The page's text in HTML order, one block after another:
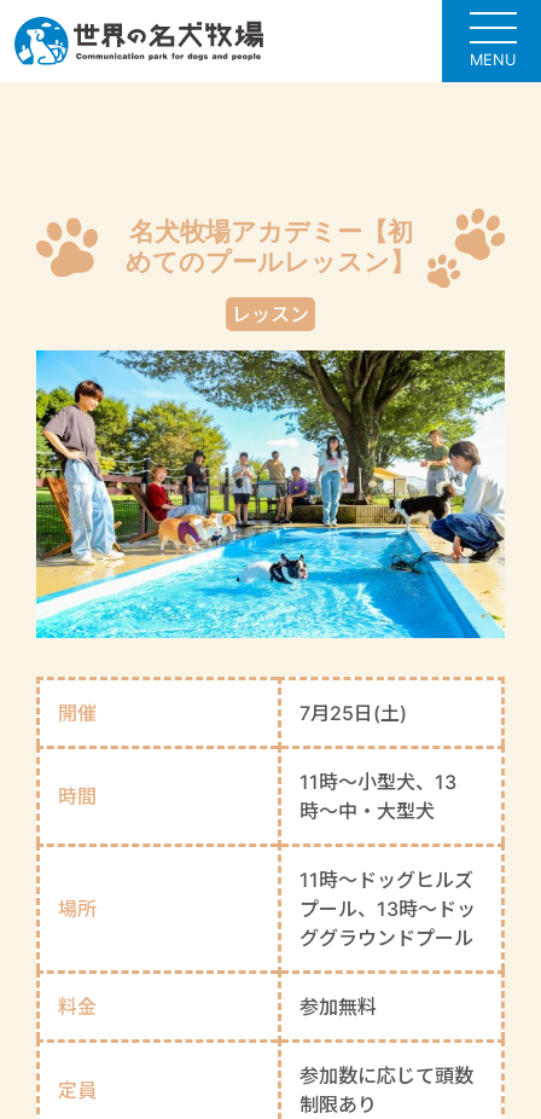
MENU
名犬牧場アカデミー【初
めてのプールレッスン】
レッスン
開催 7月25日(土)
時間
11時〜小型犬、13
時〜中・大型犬
場所
11時〜ドッグヒルズ
プール、13時〜ドッ
ググラウンドプール
料金 参加無料
定員
参加数に応じて頭数
制限あり